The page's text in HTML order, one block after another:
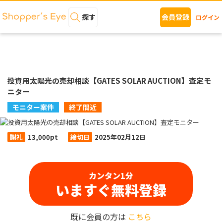
探す 会員登録 ログイン
投資用太陽光の売却相談【GATES SOLAR AUCTION】査定モ
ニター
モニター案件 終了間近
謝礼 13,000pt 締切日 2025年02月12日
カンタン1分
いますぐ無料登録
既に会員の方は こちら